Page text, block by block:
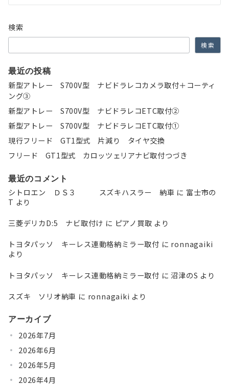
シ
ョ
ン
検索
検索
最近の投稿
新型アトレー S700V型 ナビドラレコカメラ取付＋コーティ
ング③
新型アトレー S700V型 ナビドラレコETC取付②
新型アトレー S700V型 ナビドラレコETC取付①
現行フリード GT1型式 片減り タイヤ交換
フリード GT1型式 カロッツェリアナビ取付つづき
最近のコメント
シトロエン ＤＳ３ スズキハスラー 納車 に 富士市の
T より
三菱デリカD:5 ナビ取付け に ピアノ買取 より
トヨタパッソ キーレス連動格納ミラー取付 に ronnagaiki
より
トヨタパッソ キーレス連動格納ミラー取付 に沼津のS より
スズキ ソリオ納車 に ronnagaiki より
アーカイブ
2026年7月
2026年6月
2026年5月
2026年4月